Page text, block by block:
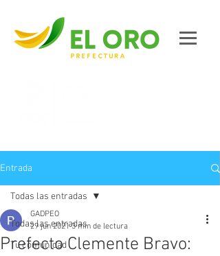
Entrada
Todas las entradas
Tu comunidad
Todas las entradas
Prefecto Clemente Bravo:
GADPEO
29 jun 2021 3 min de lectura